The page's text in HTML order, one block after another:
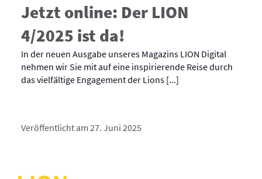
Jetzt online: Der LION
4/2025 ist da!
In der neuen Ausgabe unseres Magazins LION Digital
nehmen wir Sie mit auf eine inspirierende Reise durch
das vielfältige Engagement der Lions [...]
Veröffentlicht am 27. Juni 2025